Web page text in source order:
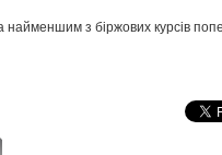
найменшим з біржових курсів